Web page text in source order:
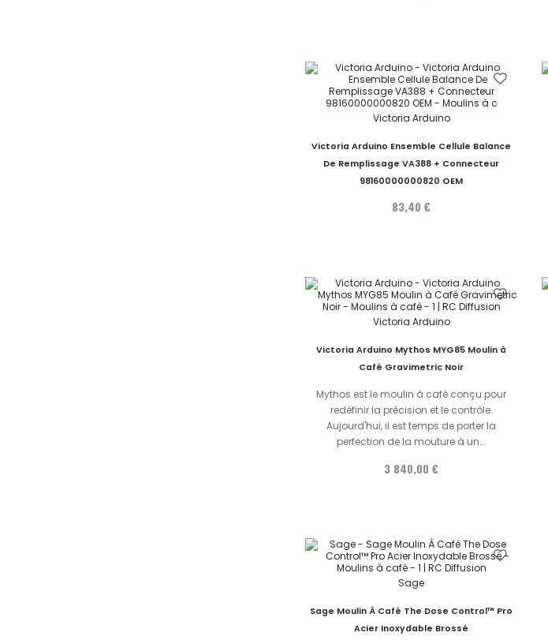
Victoria Arduino
Victoria Arduino Ensemble Cellule Balance
De Remplissage VA388 + Connecteur
98160000000820 OEM
83,40 €
Victoria Arduino
Victoria Arduino Mythos MYG85 Moulin à
Café Gravimetric Noir
Mythos est le moulin à café conçu pour
redéfinir la précision et le contrôle.
Aujourd'hui, il est temps de porter la
perfection de la mouture à un...
3 840,00 €
Sage
Sage Moulin À Café The Dose Control™ Pro
Acier Inoxydable Brossé